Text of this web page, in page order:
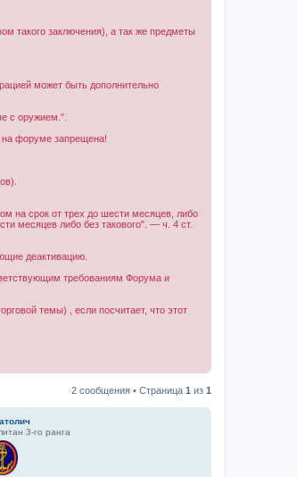
такого заключения), а так же предметы
может быть дополнительно
с оружием.".
на форуме запрещена!
на срок от трех до шести месяцев, либо
месяцев либо без такового". — ч. 4 ст.
деактивацию.
требованиям Форума и
темы) , если посчитает, что этот
2 сообщения • Страница 1 из 1
3-го ранга